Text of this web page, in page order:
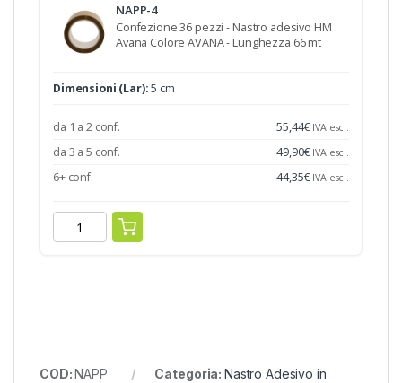
NAPP-4
Confezione 36 pezzi - Nastro adesivo HM
Avana Colore AVANA - Lunghezza 66 mt
Dimensioni (Lar):5 cm
da 1 a 2 conf. 55,44€ IVA escl.
da 3 a 5 conf. 49,90€ IVA escl.
6+ conf. 44,35€ IVA escl.
COD: NAPP Categoria: Nastro Adesivo in